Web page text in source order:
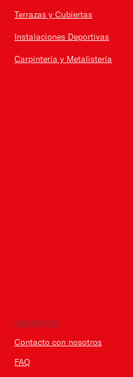
Terrazas y Cubiertas
Instalaciones Deportivas
Carpintería y Metalistería
CONTACTOS
Contacto con nosotros
FAQ